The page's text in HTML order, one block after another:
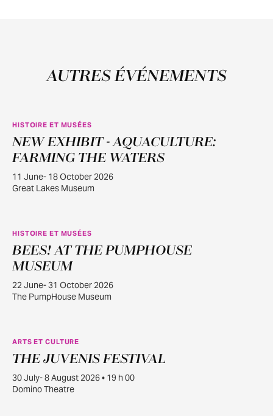
AUTRES ÉVÉNEMENTS
JUIN
11
HISTOIRE ET MUSÉES
NEW EXHIBIT - AQUACULTURE:
FARMING THE WATERS
11 June- 18 October 2026
Great Lakes Museum
JUIN
22
HISTOIRE ET MUSÉES
BEES! AT THE PUMPHOUSE
MUSEUM
22 June- 31 October 2026
The PumpHouse Museum
JUILL.
30
ARTS ET CULTURE
THE JUVENIS FESTIVAL
30 July- 8 August 2026 • 19 h 00
Domino Theatre